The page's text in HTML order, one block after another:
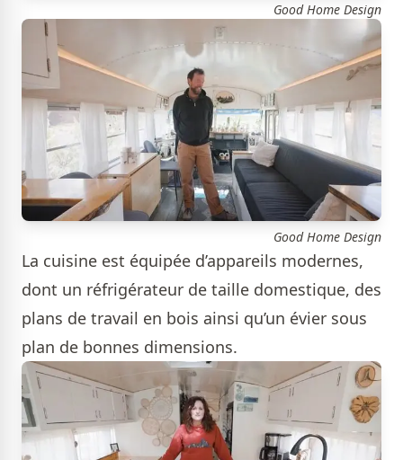
Good Home Design
Good Home Design
La cuisine est équipée d’appareils modernes,
dont un réfrigérateur de taille domestique, des
plans de travail en bois ainsi qu’un évier sous
plan de bonnes dimensions.